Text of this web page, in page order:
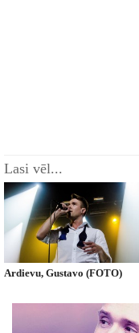
Lasi vēl...
Ardievu, Gustavo (FOTO)